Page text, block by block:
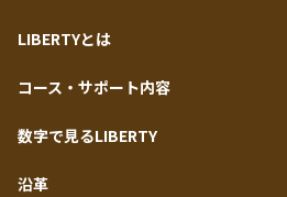
LIBERTYとは
コース・サポート内容
数字で見るLIBERTY
沿革